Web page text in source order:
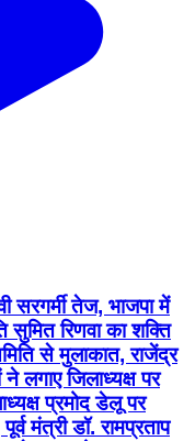
तेज, भाजपा में
रिणवा का शक्ति
से मुलाकात, राजेंद्र
लगाए जिलाध्यक्ष पर
प्रमोद डेलू पर
मंत्री डॉ. रामप्रताप